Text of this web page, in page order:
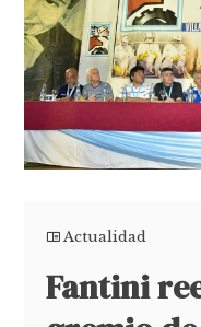
Actualidad
Fantini